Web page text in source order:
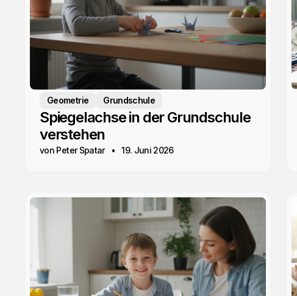
Geometrie Grundschule
Spiegelachse in der Grundschule
verstehen
von Peter Spatar 19. Juni 2026